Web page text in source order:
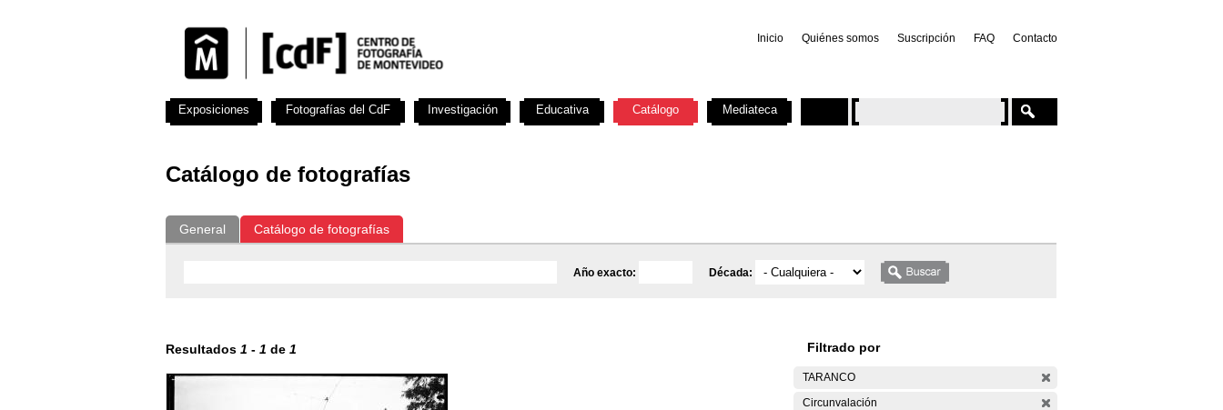
Inicio Quiénes somos Suscripción FAQ Contacto
Catálogo de fotografías
General Catálogo de fotografías
Año exacto: Década:
Resultados 1 - 1 de 1 Filtrado por
TARANCO
Circunvalación
Exposiciones Fotografías del CdF Investigación Educativa Catálogo Mediateca